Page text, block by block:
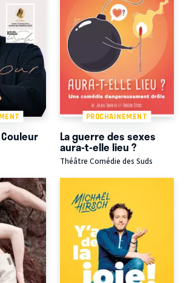
Couleur
PROCHAINEMENT
La guerre des sexes
aura-t-elle lieu ?
Théâtre Comédie des Suds